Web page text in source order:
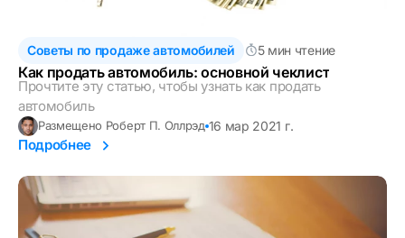
Советы по продаже автомобилей 5 мин чтение
Как продать автомобиль: основной чеклист
Прочтите эту статью, чтобы узнать как продать
автомобиль
Размещено Роберт П. Оллрэд 16 мар 2021 г.
Подробнее